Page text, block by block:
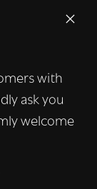
with
ask you
welcome
site
of